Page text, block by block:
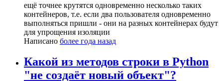
ещё точнее крутятся одновременно несколько таких
контейнеров, т.е. если два пользователя одновременно
выполняться пришли - они на разных контейнерах будут
для упрощения изоляции
Написано более года назад
Какой из методов строки в Python
"не создаёт новый объект"?